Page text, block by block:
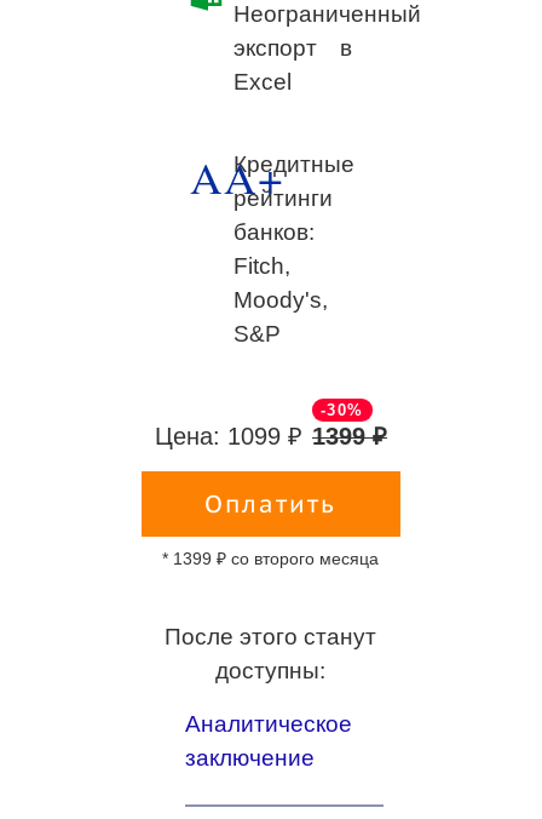
Неограниченный
экспорт в
Excel
AA+
Кредитные
рейтинги
банков:
Fitch,
Moody's,
S&P
Цена: 1099 ₽ 1399 ₽
-30%
Оплатить
* 1399 ₽ со второго месяца
После этого станут
доступны:
Аналитическое
заключение